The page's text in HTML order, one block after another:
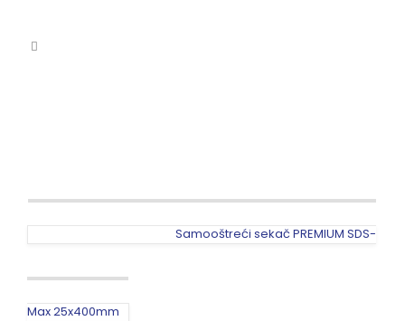
Samooštreći sekač PREMIUM SDS-
Max 25x400mm